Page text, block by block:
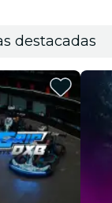
destacadas